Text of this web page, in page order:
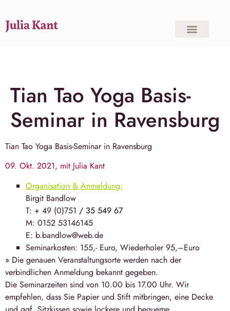
Tian Tao Yoga Basis-
Seminar in Ravensburg
Tian Tao Yoga Basis-Seminar in Ravensburg
09. Okt. 2021, mit Julia Kant
Organisation & Anmeldung:
Birgit Bandlow
T: + 49 (0)751 / 35 549 67
M: 0152 53146145
E: b.bandlow@web.de
Seminarkosten: 155,- Euro, Wiederholer 95,–Euro
» Die genauen Veranstaltungsorte werden nach der
verbindlichen Anmeldung bekannt gegeben.
Die Seminarzeiten sind von 10.00 bis 17.00 Uhr. Wir
empfehlen, dass Sie Papier und Stift mitbringen, eine Decke